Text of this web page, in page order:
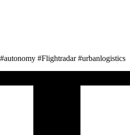
#Flightradar #urbanlogistics